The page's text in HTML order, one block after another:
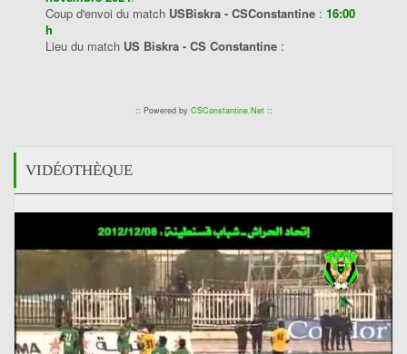
Coup d'envoi du match USBiskra - CSConstantine : 16:00
h
Lieu du match US Biskra - CS Constantine :
:: Powered by CSConstantine.Net::
VIDÉOTHÈQUE